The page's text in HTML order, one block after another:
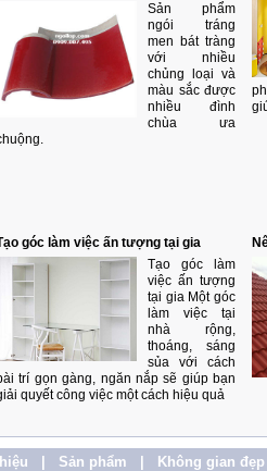
Sản phẩm
ngói tráng
men bát tràng
với nhiều
chủng loại và
màu sắc được
nhiều đình
chùa ưa
góc làm việc ấn tượng tại gia
Tạo góc làm
việc ấn tượng
tại gia Một góc
làm việc tại
nhà rộng,
thoáng, sáng
sủa với cách
trí gọn gàng, ngăn nắp sẽ giúp bạn
quyết công việc một cách hiệu quả
Sản phẩm Không gian đẹp